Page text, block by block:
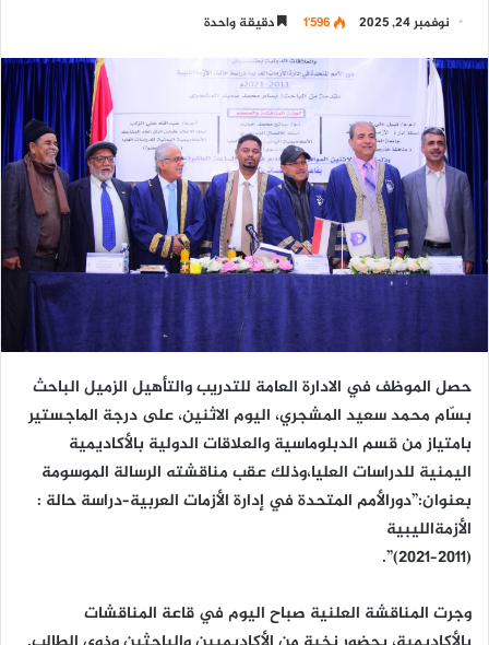
نوفمبر 24, 2025 1٬596 دقيقة واحدة
حصل الموظف في الادارة العامة للتدريب والتأهيل الزميل الباحث
بسّام محمد سعيد المشجري، اليوم الاثنين، على درجة الماجستير
بامتياز من قسم الدبلوماسية والعلاقات الدولية بالأكاديمية
اليمنية للدراسات العليا،وذلك عقب مناقشته الرسالة الموسومة
بعنوان:”دورالأمم المتحدة في إدارة الأزمات العربية–دراسة حالة :
الأزمةالليبية
(2011–2021)”.
وجرت المناقشة العلنية صباح اليوم في قاعة المناقشات